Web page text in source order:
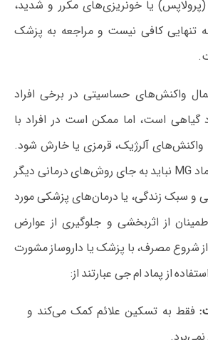
یا خونریزی‌های مکرر و شدید،
به تنهایی کافی نیست و مراجعه به پزشک
واکنش‌های حساسیتی در برخی افراد
گیاهی است، اما ممکن است در افراد با
آلرژیک، قرمزی یا خارش شود.
همچنین، استفاده از پماد MG نباید به جای روش‌های درمانی دیگر
و سبک زندگی، یا درمان‌های پزشکی مورد
اطمینان از اثربخشی و جلوگیری از عوارض
شروع مصرف، با پزشک یا داروساز مشورت
از پماد ام جی عبارتند از:
فقط به تسکین علائم کمک می‌کند و